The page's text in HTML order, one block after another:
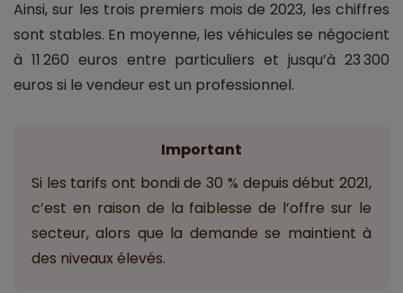
Ainsi, sur les trois premiers mois de 2023, les chiffres
sont stables. En moyenne, les véhicules se négocient
à 11 260 euros entre particuliers et jusqu’à 23 300
euros si le vendeur est un professionnel.
Important
Si les tarifs ont bondi de 30 % depuis début 2021,
c’est en raison de la faiblesse de l’offre sur le
secteur, alors que la demande se maintient à
des niveaux élevés.